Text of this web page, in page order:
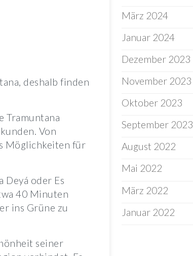
deshalb finden
Tramuntana
Von
Möglichkeiten für
Deyá oder Es
40 Minuten
ins Grüne zu
seiner
März 2024
Januar 2024
Dezember 2023
November 2023
Oktober 2023
September 2023
August 2022
Mai 2022
März 2022
Januar 2022